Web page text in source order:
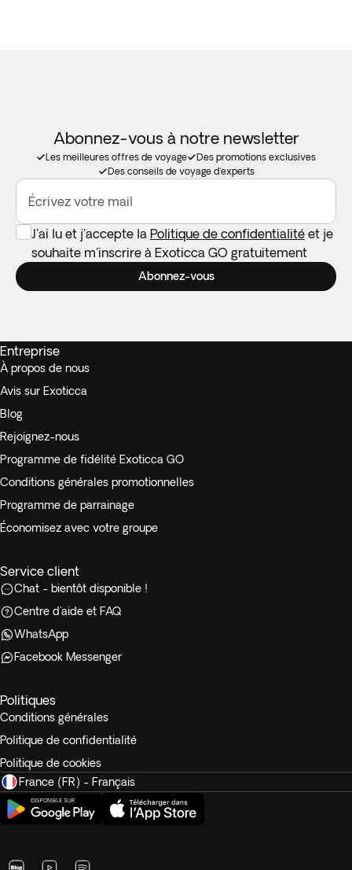
Abonnez-vous à notre newsletter
Les meilleures offres de voyage
Des promotions exclusives
Des conseils de voyage d'experts
Écrivez votre mail
J'ai lu et j'accepte la Politique de confidentialité et je
souhaite m'inscrire à Exoticca GO gratuitement
Abonnez-vous
Entreprise
À propos de nous
Avis sur Exoticca
Blog
Rejoignez-nous
Programme de fidélité Exoticca GO
Conditions générales promotionnelles
Programme de parrainage
Économisez avec votre groupe
Service client
Chat - bientôt disponible !
Centre d'aide et FAQ
WhatsApp
Facebook Messenger
Politiques
Conditions générales
Politique de confidentialité
Politique de cookies
France (FR) - Français